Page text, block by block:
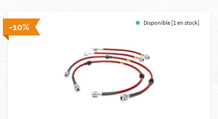
-10% Disponible [1 en stock]